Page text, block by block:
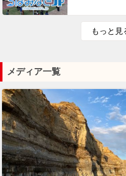
もっと見
メディア一覧